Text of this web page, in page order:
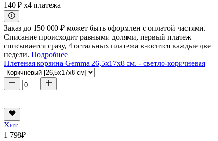
140 ₽ x4 платежа
Заказ до 150 000 ₽ может быть оформлен с оплатой частями.
Списание происходит равными долями, первый платеж
списывается сразу, 4 остальных платежа вносится каждые две
недели. Подробнее
Плетеная корзина Gemma 26,5x17x8 см. - светло-коричневая
Хит
1 798₽